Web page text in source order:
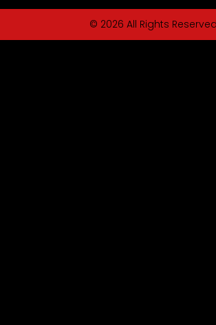
© 2026 All Rights